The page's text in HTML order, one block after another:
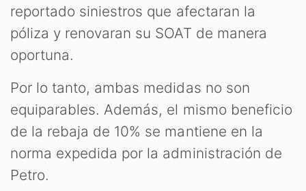
reportado siniestros que afectaran la
póliza y renovaran su SOAT de manera
oportuna.
Por lo tanto, ambas medidas no son
equiparables. Además, el mismo beneficio
de la rebaja de 10% se mantiene en la
norma expedida por la administración de
Petro.